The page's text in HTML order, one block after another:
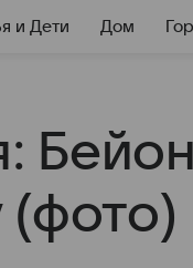
и Дети Дом
(фото)